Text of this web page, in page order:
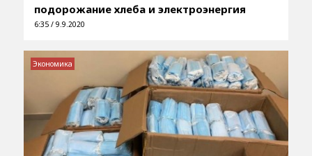
подорожание хлеба и электроэнергия
6:35 / 9.9.2020
Экономика